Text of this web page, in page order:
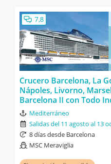
7,8
Crucero Barcelona, La
Nápoles, Livorno,
Barcelona II con Todo
Mediterráneo
Salidas del 11 agosto al 13
8 días desde Barcelona
MSC Meraviglia